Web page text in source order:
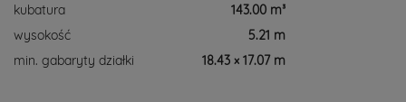
kubatura
143.00 m³
wysokość
5.21 m
min. gabaryty działki
18.43 × 17.07 m